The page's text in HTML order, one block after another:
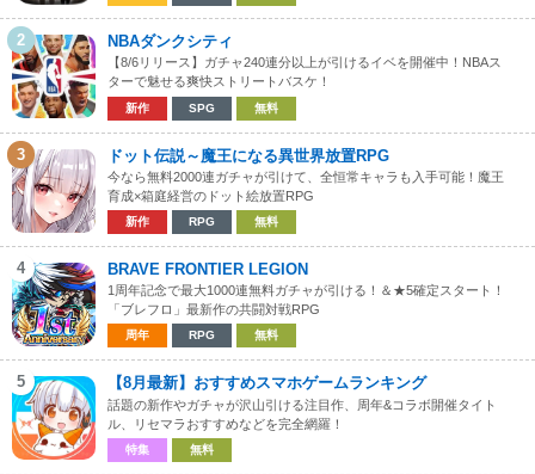
2 NBAダンクシティ
【8/6リリース】ガチャ240連分以上が引けるイベを開催中！NBAス
ターで魅せる爽快ストリートバスケ！
新作 SPG 無料
3 ドット伝説～魔王になる異世界放置RPG
今なら無料2000連ガチャが引けて、全恒常キャラも入手可能！魔王
育成×箱庭経営のドット絵放置RPG
新作 RPG 無料
4 BRAVE FRONTIER LEGION
1周年記念で最大1000連無料ガチャが引ける！＆★5確定スタート！
「ブレフロ」最新作の共闘対戦RPG
周年 RPG 無料
5 【8月最新】おすすめスマホゲームランキング
話題の新作やガチャが沢山引ける注目作、周年&コラボ開催タイト
ル、リセマラおすすめなどを完全網羅！
特集 無料